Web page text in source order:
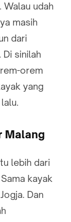
Walau udah
masih
dari
Di sinilah
orem
yang
Malang
lebih dari
kayak
Dan